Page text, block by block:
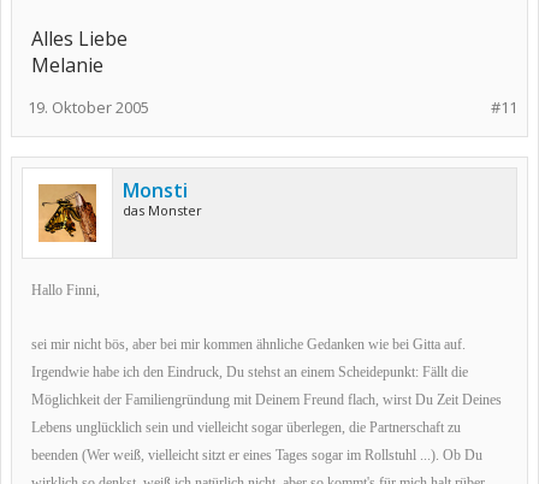
Alles Liebe
Melanie
#11
19. Oktober 2005
Monsti
das Monster
Hallo Finni,
sei mir nicht bös, aber bei mir kommen ähnliche Gedanken wie bei Gitta auf.
Irgendwie habe ich den Eindruck, Du stehst an einem Scheidepunkt: Fällt die
Möglichkeit der Familiengründung mit Deinem Freund flach, wirst Du Zeit Deines
Lebens unglücklich sein und vielleicht sogar überlegen, die Partnerschaft zu
beenden (Wer weiß, vielleicht sitzt er eines Tages sogar im Rollstuhl ...). Ob Du